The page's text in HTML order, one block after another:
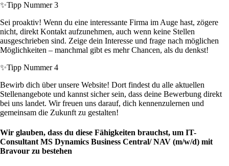
✨Tipp Nummer 3
Sei proaktiv! Wenn du eine interessante Firma im Auge hast, zögere
nicht, direkt Kontakt aufzunehmen, auch wenn keine Stellen
ausgeschrieben sind. Zeige dein Interesse und frage nach möglichen
Möglichkeiten – manchmal gibt es mehr Chancen, als du denkst!
✨Tipp Nummer 4
Bewirb dich über unsere Website! Dort findest du alle aktuellen
Stellenangebote und kannst sicher sein, dass deine Bewerbung direkt
bei uns landet. Wir freuen uns darauf, dich kennenzulernen und
gemeinsam die Zukunft zu gestalten!
Wir glauben, dass du diese Fähigkeiten brauchst, um IT-
Consultant MS Dynamics Business Central/ NAV (m/w/d) mit
Bravour zu bestehen